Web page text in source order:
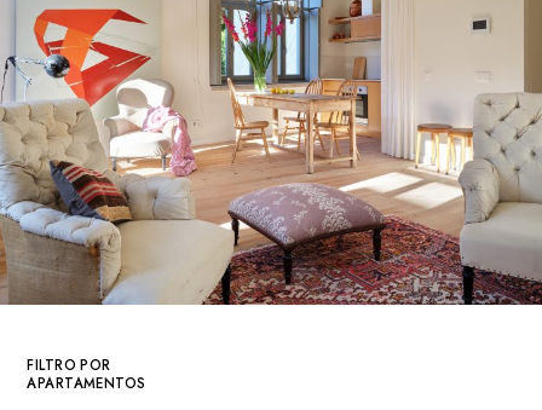
FILTRO POR
APARTAMENTOS